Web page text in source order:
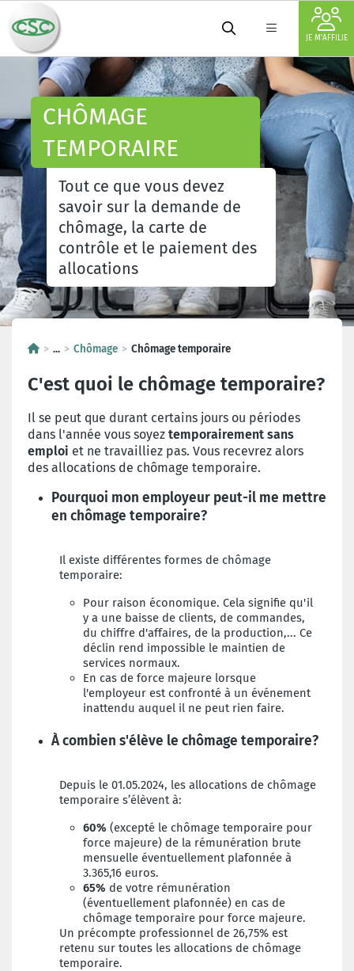
JE M'AFFILIE
CHÔMAGE
TEMPORAIRE
Tout ce que vous devez
savoir sur la demande de
chômage, la carte de
contrôle et le paiement des
allocations
... Chômage Chômage temporaire
C'est quoi le chômage temporaire?
Il se peut que durant certains jours ou périodes
dans l'année vous soyez temporairement sans
emploi et ne travailliez pas. Vous recevrez alors
des allocations de chômage temporaire.
Pourquoi mon employeur peut-il me mettre
en chômage temporaire?
Il existe différentes formes de chômage
temporaire:
Pour raison économique. Cela signifie qu'il
y a une baisse de clients, de commandes,
du chiffre d'affaires, de la production,... Ce
déclin rend impossible le maintien de
services normaux.
En cas de force majeure lorsque
l'employeur est confronté à un événement
inattendu auquel il ne peut rien faire.
À combien s'élève le chômage temporaire?
Depuis le 01.05.2024, les allocations de chômage
temporaire s’élèvent à:
60% (excepté le chômage temporaire pour
force majeure) de la rémunération brute
mensuelle éventuellement plafonnée à
3.365,16 euros.
65% de votre rémunération
(éventuellement plafonnée) en cas de
chômage temporaire pour force majeure.
Un précompte professionnel de 26,75% est
retenu sur toutes les allocations de chômage
temporaire.